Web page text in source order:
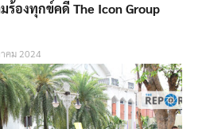
ร้องทุกข์คดี The Icon Group
คม 2024